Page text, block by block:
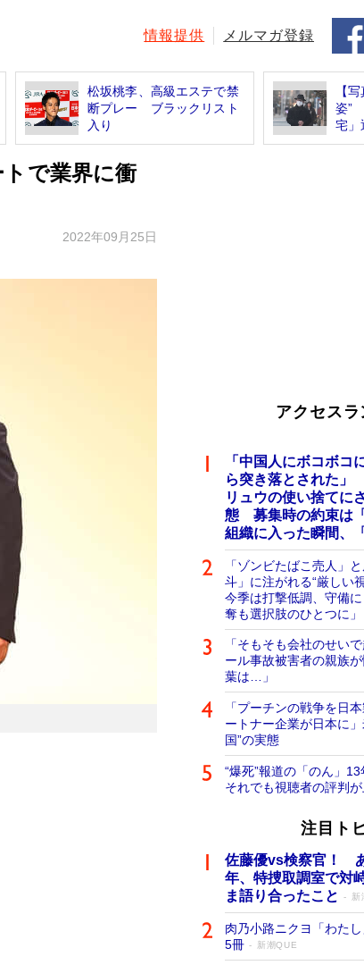
情報提供 メルマガ登録
松坂桃李、高級エステで禁
断プレー ブラックリスト
入り
【
姿”
宅」
で業界に衝
2022年09月25日
アクセス
「中国人にボコボコ
ら突き落とされた
リュウの使い捨てに
態 募集時の約束は
組織に入った瞬間、
「ゾンビたばこ売人」
斗」に注がれる“厳しい
今季は打撃低調、守備
奪も選択肢のひとつに」
「そもそも会社のせい
ール事故被害者の親族
葉は…」
「プーチンの戦争を日
ートナー企業が日本に
国”の実態
“爆死”報道の「のん」
それでも視聴者の評判
注目ト
佐藤優vs検察官！
年、特捜取調室で対
ま語り合ったこと
新
肉乃小路ニクヨ「わた
5冊
新潮QUE